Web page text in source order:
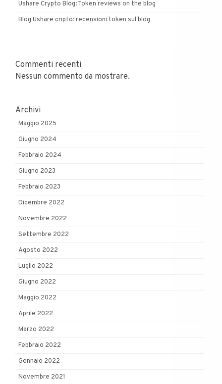
Ushare Crypto Blog: Token reviews on the blog
Blog Ushare cripto: recensioni token sul blog
Commenti recenti
Nessun commento da mostrare.
Archivi
Maggio 2025
Giugno 2024
Febbraio 2024
Giugno 2023
Febbraio 2023
Dicembre 2022
Novembre 2022
Settembre 2022
Agosto 2022
Luglio 2022
Giugno 2022
Maggio 2022
Aprile 2022
Marzo 2022
Febbraio 2022
Gennaio 2022
Novembre 2021